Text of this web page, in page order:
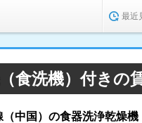
最近
食洗機）付きの
（中国）の食器洗浄乾燥